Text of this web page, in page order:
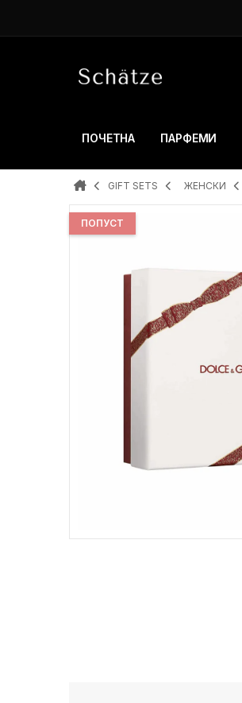
ПОЧЕТНА ПАРФЕМИ
GIFT SETS ЖЕНСКИ
ПОПУСТ